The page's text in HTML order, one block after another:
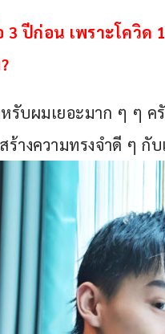
3 ปีก่อน เพราะโควิ
รับผมเยอะมาก ๆ ๆ ค
ร้างความทรงจำดี ๆ